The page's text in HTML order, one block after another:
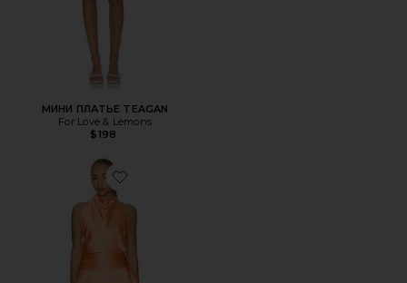
МИНИ ПЛАТЬЕ TEAGAN
For Love & Lemons
$198
Favorite ПЛАТЬЕ BRYNN